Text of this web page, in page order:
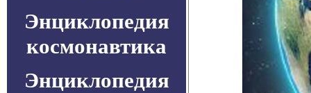
Энциклопедия
космонавтика
Энциклопедия